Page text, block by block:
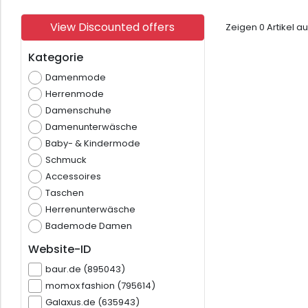
View Discounted offers
Kategorie
Damenmode
Herrenmode
Damenschuhe
Damenunterwäsche
Baby- & Kindermode
Schmuck
Accessoires
Taschen
Herrenunterwäsche
Bademode Damen
Website-ID
baur.de (895043)
momox fashion (795614)
Galaxus.de (635943)
Zeigen 0 Artikel